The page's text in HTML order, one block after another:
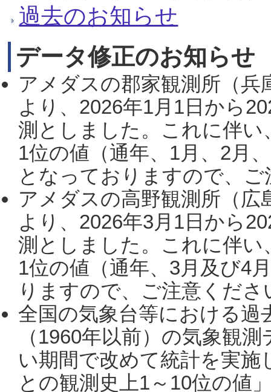
過去のお知らせ
データ修正のお知らせ
アメダスの郡家観測所（
より、2026年1月1日から
測としました。これに伴い
1位の値（通年、1月、2月
となっておりますので、
アメダスの高野観測所（
より、2026年3月1日から
測としました。これに伴い
1位の値（通年、3月及び4
りますので、ご注意くだ
全国の気象台等における過
（1960年以前）の気象観
い期間で改めて統計を実
との観測史上1～10位の値